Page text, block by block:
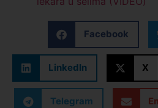
Facebook
LinkedIn X
Telegram